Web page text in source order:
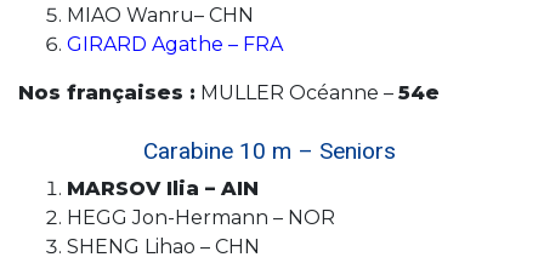
MIAO Wanru– CHN
GIRARD Agathe – FRA
Nos françaises : MULLER Océanne – 54e
Carabine 10 m – Seniors
MARSOV Ilia – AIN
HEGG Jon-Hermann – NOR
SHENG Lihao – CHN